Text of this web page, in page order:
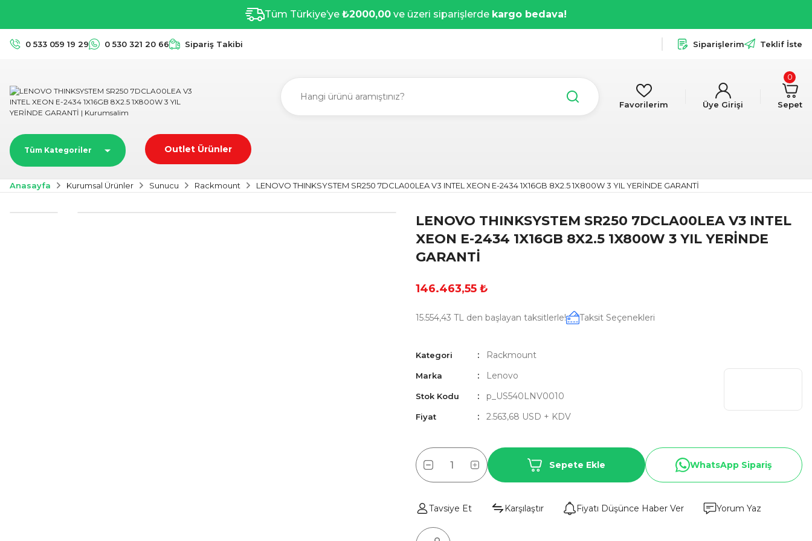
Tüm Türkiye’ye ₺2000,00 ve üzeri siparişlerde kargo bedava!
0 533 059 19 29 0 530 321 20 66 Sipariş Takibi Siparişlerim Teklif İste
Favorilerim Üye Girişi Sepet
0
Tüm Kategoriler Outlet Ürünler
Anasayfa Kurumsal Ürünler Sunucu Rackmount LENOVO THINKSYSTEM SR250 7DCLA00LEA V3 INTEL XEON E-2434 1X16GB 8X2.5 1X800W 3 YIL YERİNDE GARANTİ
LENOVO THINKSYSTEM SR250 7DCLA00LEA V3 INTEL
XEON E-2434 1X16GB 8X2.5 1X800W 3 YIL YERİNDE
GARANTİ
146.463,55 ₺
15.554,43 TL den başlayan taksitlerle! Taksit Seçenekleri
Kategori Rackmount
Marka Lenovo
Stok Kodu p_US540LNV0010
Fiyat 2.563,68 USD + KDV
Sepete Ekle WhatsApp Sipariş
Tavsiye Et Karşılaştır Fiyatı Düşünce Haber Ver Yorum Yaz